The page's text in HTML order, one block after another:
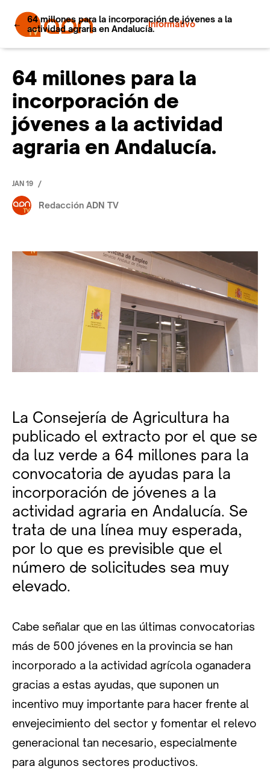
Informativo
64 millones para la incorporación de jóvenes a la
actividad agraria en Andalucía.
64 millones para la
incorporación de
jóvenes a la actividad
agraria en Andalucía.
JAN 19 /
Redacción ADN TV
La Consejería de Agricultura ha
publicado el extracto por el que se
da luz verde a 64 millones para la
convocatoria de ayudas para la
incorporación de jóvenes a la
actividad agraria en Andalucía. Se
trata de una línea muy esperada,
por lo que es previsible que el
número de solicitudes sea muy
elevado.
Cabe señalar que en las últimas convocatorias
más de 500 jóvenes en la provincia se han
incorporado a la actividad agrícola oganadera
gracias a estas ayudas, que suponen un
incentivo muy importante para hacer frente al
envejecimiento del sector y fomentar el relevo
generacional tan necesario, especialmente
para algunos sectores productivos.